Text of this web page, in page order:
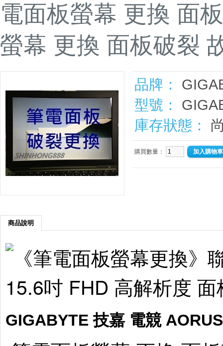
電面板螢幕 更換 面
螢幕 更換 面板破裂
品牌：
型號：
庫存狀態：
購買數量：
商品說明
GIGABYTE 技嘉 電競